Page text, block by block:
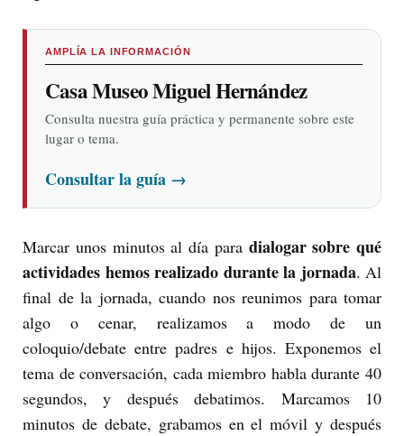
AMPLÍA LA INFORMACIÓN
Casa Museo Miguel Hernández
Consulta nuestra guía práctica y permanente sobre este
lugar o tema.
Consultar la guía →
Marcar unos minutos al día para dialogar sobre qué
actividades hemos realizado durante la jornada. Al
final de la jornada, cuando nos reunimos para tomar
algo o cenar, realizamos a modo de un
coloquio/debate entre padres e hijos. Exponemos el
tema de conversación, cada miembro habla durante 40
segundos, y después debatimos. Marcamos 10
minutos de debate, grabamos en el móvil y después